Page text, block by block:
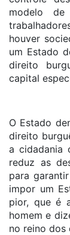
modelo
houver
um Estado
direito
capital
O Estado
direito
a cidadania
reduz as
para
impor um
pior, que é
homem e
no reino dos